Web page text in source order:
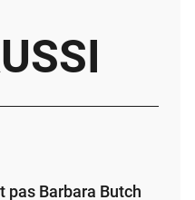
pas Barbara Butch